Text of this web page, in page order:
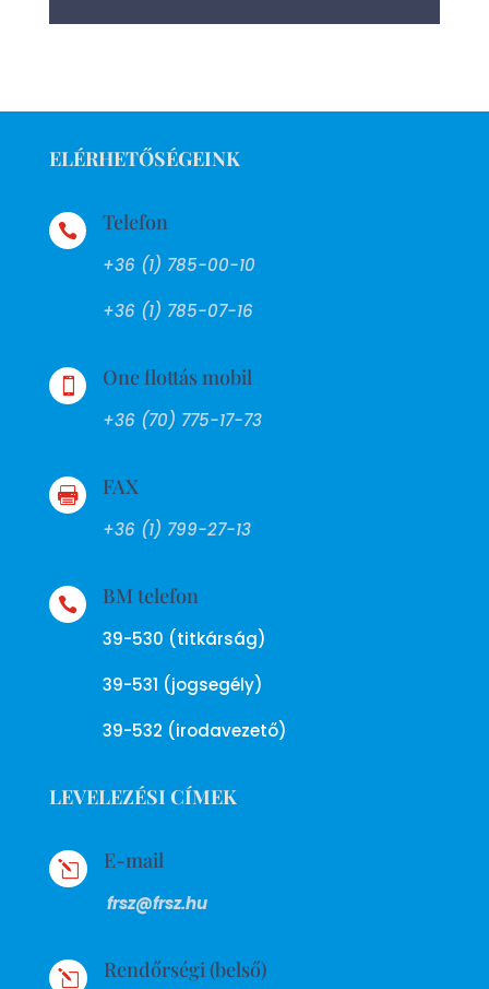
ELÉRHETŐSÉGEINK
 Telefon
+36 (1) 785-00-10
+36 (1) 785-07-16
 One flottás mobil
+36 (70) 775-17-73
 FAX
+36 (1) 799-27-13
 BM telefon
39-530 (titkárság)
39-531 (jogsegély)
39-532 (irodavezető)
LEVELEZÉSI CÍMEK
l E-mail
frsz@frsz.hu
l Rendőrségi (belső)